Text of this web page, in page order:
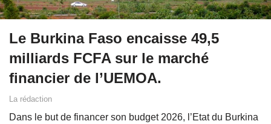
Le Burkina Faso encaisse 49,5
milliards FCFA sur le marché
financier de l’UEMOA.
La rédaction
Dans le but de financer son budget 2026, l’Etat du Burkina